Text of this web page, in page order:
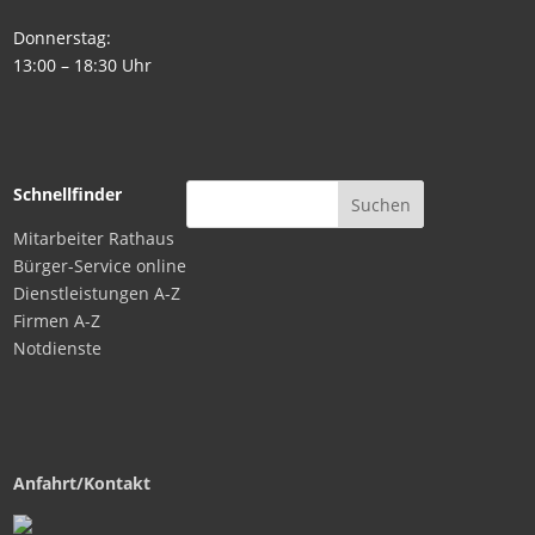
Donnerstag:
13:00 – 18:30 Uhr
Schnellfinder
Mitarbeiter Rathaus
Bürger-Service online
Dienstleistungen A-Z
Firmen A-Z
Notdienste
Anfahrt/Kontakt